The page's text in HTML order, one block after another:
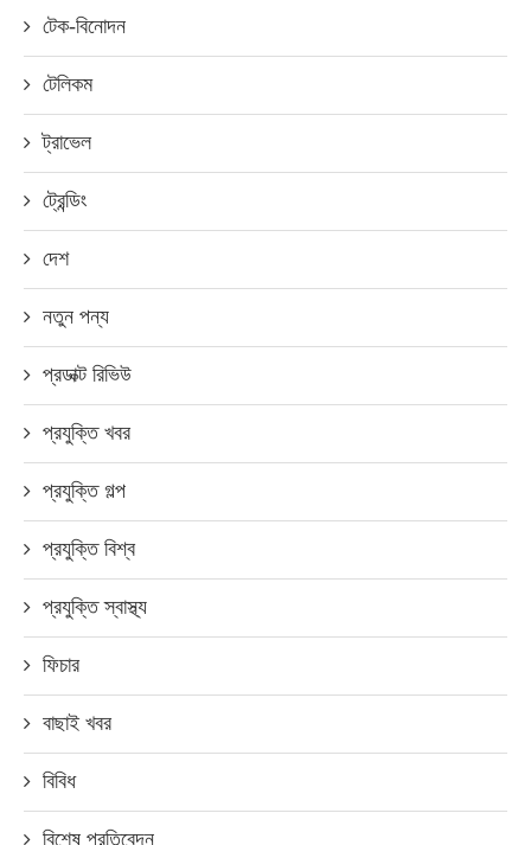
টেক-বিনোদন
টেলিকম
ট্রাভেল
ট্রেন্ডিং
দেশ
নতুন পন্য
প্রডাক্ট রিভিউ
প্রযুক্তি খবর
প্রযুক্তি গল্প
প্রযুক্তি বিশ্ব
প্রযুক্তি স্বাস্থ্য
ফিচার
বাছাই খবর
বিবিধ
বিশেষ প্রতিবেদন